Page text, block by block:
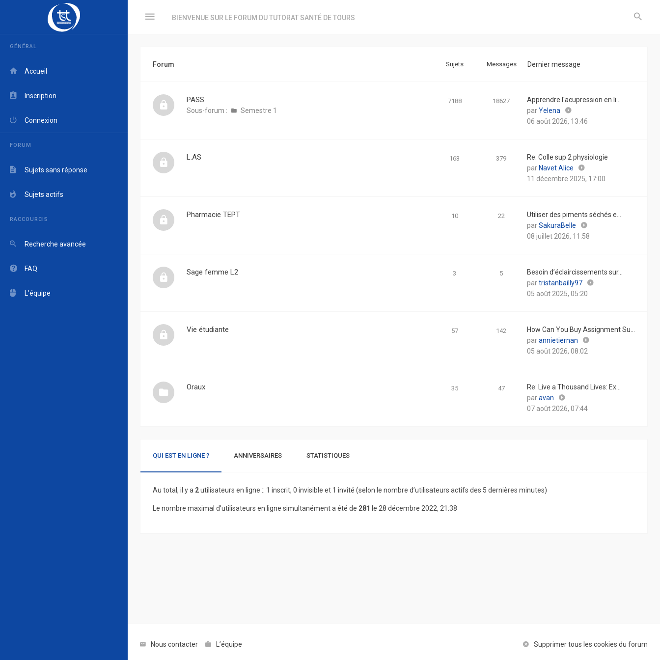
BIENVENUE SUR LE FORUM DU TUTORAT SANTÉ DE TOURS
GÉNÉRAL
Accueil
Inscription
Connexion
FORUM
Sujets sans réponse
Sujets actifs
RACCOURCIS
Recherche avancée
FAQ
L’équipe
Forum Sujets Messages Dernier message
PASS
Sous-forum : Semestre 1
7188 18627
Apprendre l'acupression en li…
parYelena
Consulter
le
06 août 2026, 13:46
L.AS 163 379
Re: Colle sup 2 physiologie
par Navet Alice
Consulter
le
11 décembre 2025, 17:00
Pharmacie TEPT 10 22
Utiliser des piments séchés e…
parSakuraBelle
Consulter
le
08 juillet 2026, 11:58
Sage femme L2 3 5
Besoin d’éclaircissements sur…
partristanbailly97
Consulter
05 août 2025, 05:20
Vie étudiante 57 142
How Can You Buy Assignment Su…
parannietiernan
Consulter
05 août 2026, 08:02
Oraux 35 47
Re: Live a Thousand Lives: Ex…
paravan
Consulter
le
07 août 2026, 07:44
QUI EST EN LIGNE ? ANNIVERSAIRES STATISTIQUES
Au total, il y a 2utilisateurs en ligne :: 1 inscrit, 0 invisible et 1 invité (selon le nombre d’utilisateurs actifs des 5 dernières minutes)
Le nombre maximal d’utilisateurs en ligne simultanément a été de 281 le 28 décembre 2022, 21:38
Nous contacter L’équipe Supprimer tous les cookies du forum